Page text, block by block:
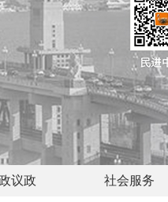
议政 社会服务